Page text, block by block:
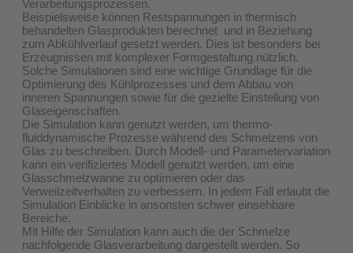
Verarbeitungsprozessen.
Beispielsweise können Restspannungen in thermisch
behandelten Glasprodukten berechnet und in Beziehung
zum Abkühlverlauf gesetzt werden. Dies ist besonders bei
Erzeugnissen mit komplexer Formgestaltung nützlich.
Solche Simulationen sind eine wichtige Grundlage für die
Optimierung des Kühlprozesses und dem Abbau von
inneren Spannungen sowie für die gezielte Einstellung von
Glaseigenschaften.
Die Simulation kann genutzt werden, um thermo-
fluiddynamische Prozesse während des Schmelzens von
Glas zu beschreiben. Durch Modell- und Parametervariation
kann ein verifiziertes Modell genutzt werden, um eine
Glasschmelzwanne zu optimieren oder das
Verweilzeitverhalten zu verbessern. In jedem Fall erlaubt die
Simulation Einblicke in ansonsten schwer einsehbare
Bereiche.
Mit Hilfe der Simulation kann auch die der Schmelze
nachfolgende Glasverarbeitung dargestellt werden. So